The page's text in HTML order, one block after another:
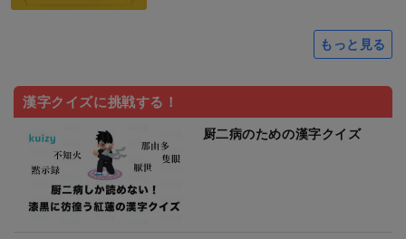
もっと見る
漢字クイズに挑戦する！
厨二病のための漢字クイズ